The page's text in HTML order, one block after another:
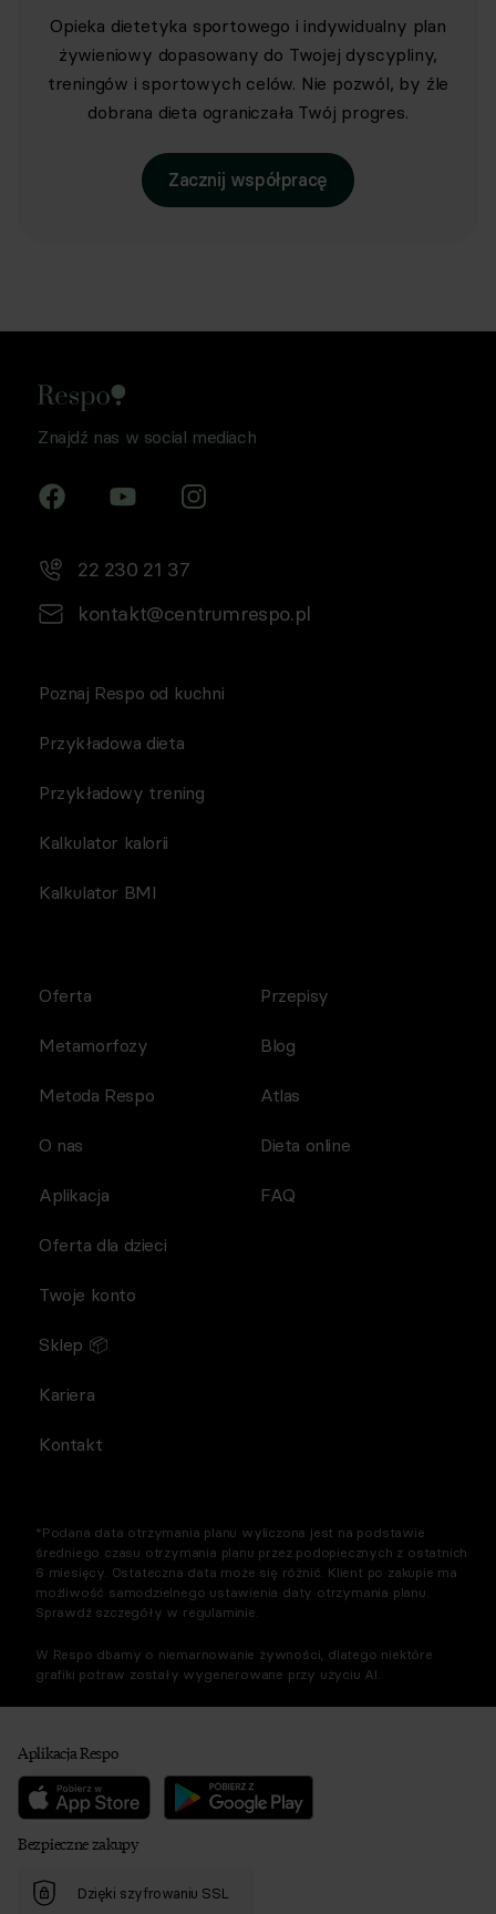
Opieka dietetyka sportowego i indywidualny plan
żywieniowy dopasowany do Twojej dyscypliny,
treningów i sportowych celów. Nie pozwól, by źle
dobrana dieta ograniczała Twój progres.
Zacznij współpracę
Znajdź nas w social mediach
22 230 21 37
kontakt@centrumrespo.pl
Poznaj Respo od kuchni
Przykładowa dieta
Przykładowy trening
Kalkulator kalorii
Kalkulator BMI
Oferta
Metamorfozy
Metoda Respo
O nas
Aplikacja
Przepisy
Blog
Atlas
Dieta online
FAQ
Oferta dla dzieci
Twoje konto
Sklep 📦
Kariera
Kontakt
*Podana data otrzymania planu wyliczona jest na podstawie
średniego czasu otrzymania planu przez podopiecznych z ostatnich
6 miesięcy. Ostateczna data może się różnić. Klient po zakupie ma
możliwość samodzielnego ustawienia daty otrzymania planu.
Sprawdź szczegóły w regulaminie.
W Respo dbamy o niemarnowanie żywności, dlatego niektóre
grafiki potraw zostały wygenerowane przy użyciu AI.
Aplikacja Respo
Bezpieczne zakupy
Dzięki szyfrowaniu SSL